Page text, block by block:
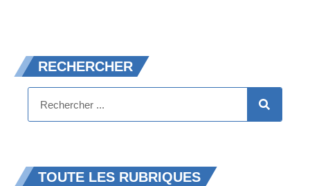
RECHERCHER
TOUTE LES RUBRIQUES